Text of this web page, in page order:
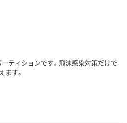
ティションです。飛沫感染対策だけで
ます。